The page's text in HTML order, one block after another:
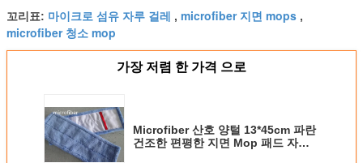
꼬리표: 마이크로 섬유 자루 걸레 , microfiber 지면 mops ,
microfiber 청소 mop
가장 저렴 한 가격 으로
Microfiber 산호 양털 13*45cm 파란
건조한 편평한 지면 Mop 패드 자루